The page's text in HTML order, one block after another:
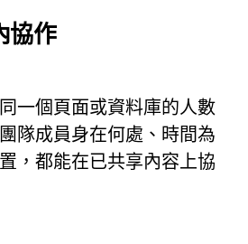
協作
一個頁面或資料庫的人數
隊成員身在何處、時間為
，都能在已共享內容上協